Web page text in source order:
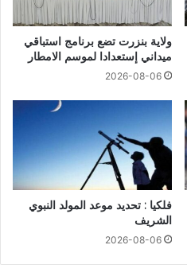
ولاية بنزرت تضع برنامج استباقي
ميداني إستعدادا لموسم الامطار
2026-08-06
فلكيا : تحديد موعد المولد النبوي
الشريف
2026-08-06